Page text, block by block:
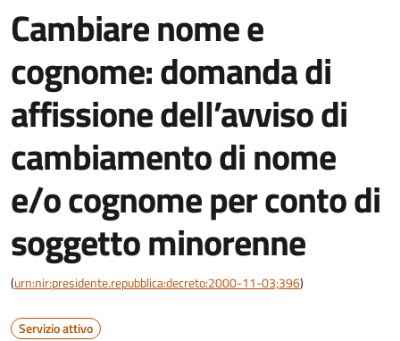
Cambiare nome e
cognome: domanda di
affissione dell’avviso di
cambiamento di nome
e/o cognome per conto di
soggetto minorenne
(urn:nir:presidente.repubblica:decreto:2000-11-03;396)
Servizio attivo